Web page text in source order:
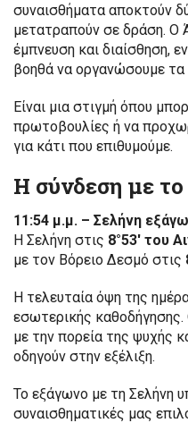
συναισθήματα αποκτούν
μετατραπούν σε δράση. Ο
έμπνευση και διαίσθηση,
βοηθά να οργανώσουμε τα
Είναι μια στιγμή όπου
πρωτοβουλίες ή να
για κάτι που επιθυμούμε.
Η σύνδεση με
11:54 μ.μ. – Σελήνη
Η Σελήνη στις 8°53′ του
με τον Βόρειο Δεσμό στις
Η τελευταία όψη της
εσωτερικής
με την πορεία της ψυχής
οδηγούν στην εξέλιξη.
Το εξάγωνο με τη Σελήνη
συναισθηματικές μας